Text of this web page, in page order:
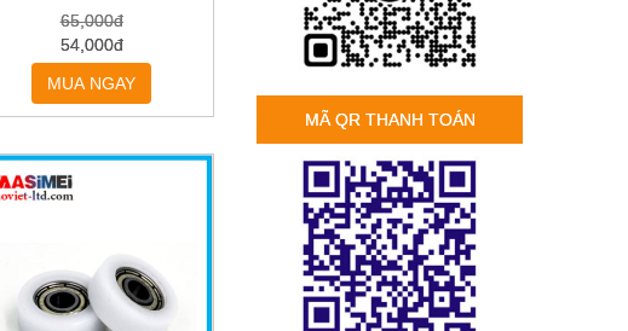
65,000đ
54,000đ
MUA NGAY
MÃ QR THANH TOÁN